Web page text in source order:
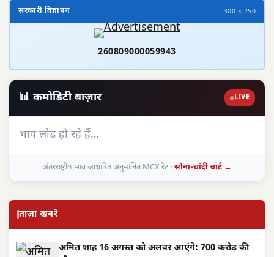
सरकारी विज्ञापन 300 × 250
260809000059943
📊 कमोडिटी बाज़ार LIVE
भाव लोड हो रहे हैं…
अंतरराष्ट्रीय भाव आधारित अनुमानित MCX रेट ·सोना-चांदी चार्ट →
ताज़ा खबरें
अमित शाह 16 अगस्त को अलवर आएंगे: 700 करोड़ की